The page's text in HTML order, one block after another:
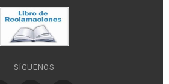
SÍGUENOS